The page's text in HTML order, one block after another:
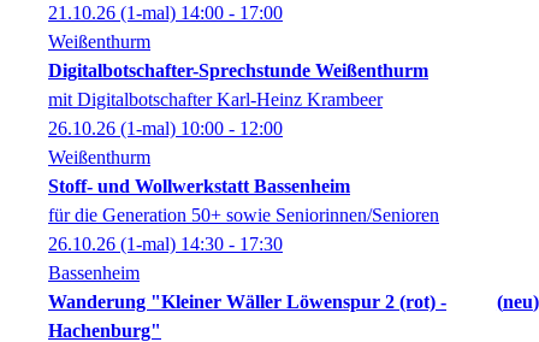
21.10.26 (1-mal) 14:00 - 17:00
Weißenthurm
Digitalbotschafter-Sprechstunde Weißenthurm
mit Digitalbotschafter Karl-Heinz Krambeer
26.10.26 (1-mal) 10:00 - 12:00
Weißenthurm
Stoff- und Wollwerkstatt Bassenheim
für die Generation 50+ sowie Seniorinnen/Senioren
26.10.26 (1-mal) 14:30 - 17:30
Bassenheim
Wanderung "Kleiner Wäller Löwenspur 2 (rot) -
Hachenburg"
neu